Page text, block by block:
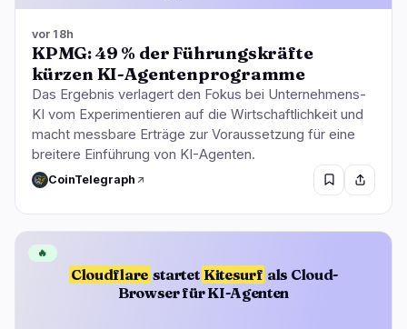
vor 18h
KPMG: 49 % der Führungskräfte
kürzen KI-Agentenprogramme
Das Ergebnis verlagert den Fokus bei Unternehmens-
KI vom Experimentieren auf die Wirtschaftlichkeit und
macht messbare Erträge zur Voraussetzung für eine
breitere Einführung von KI-Agenten.
CoinTelegraph
Cloudflare startet Kitesurf als Cloud-
Browser für KI-Agenten
🔥